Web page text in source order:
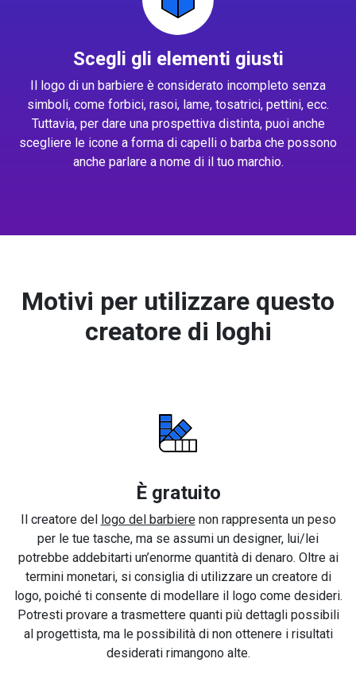
Scegli gli elementi giusti
Il logo di un barbiere è considerato incompleto senza
simboli, come forbici, rasoi, lame, tosatrici, pettini, ecc.
Tuttavia, per dare una prospettiva distinta, puoi anche
scegliere le icone a forma di capelli o barba che possono
anche parlare a nome di il tuo marchio.
Motivi per utilizzare questo
creatore di loghi
È gratuito
Il creatore del logo del barbierenon rappresenta un peso
per le tue tasche, ma se assumi un designer, lui/lei
potrebbe addebitarti un’enorme quantità di denaro. Oltre ai
termini monetari, si consiglia di utilizzare un creatore di
logo, poiché ti consente di modellare il logo come desideri.
Potresti provare a trasmettere quanti più dettagli possibili
al progettista, ma le possibilità di non ottenere i risultati
desiderati rimangono alte.